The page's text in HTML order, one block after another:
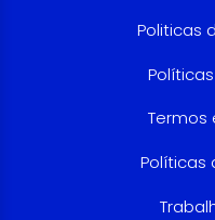
Politicas
Termos
Políticas